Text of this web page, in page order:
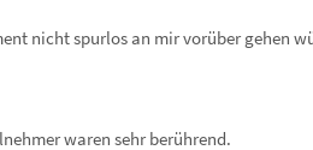
nicht spurlos an mir vorüber gehen
waren sehr berührend.